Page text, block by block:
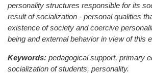
personality structures responsible for its
result of socialization - personal qualities
existence of society and coercive
being and external behavior in view of this
Keywords: pedagogical support, primary
socialization of students, personality.